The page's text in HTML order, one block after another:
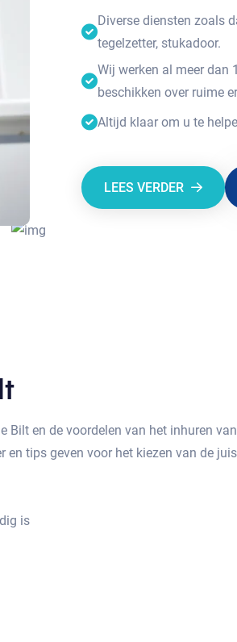
Diverse diensten zoals
tegelzetter, stukadoor.
Wij werken al meer dan
beschikken over ruime
Altijd klaar om u te
LEES VERDER
en de voordelen van het inhuren
tips geven voor het kiezen van de
is